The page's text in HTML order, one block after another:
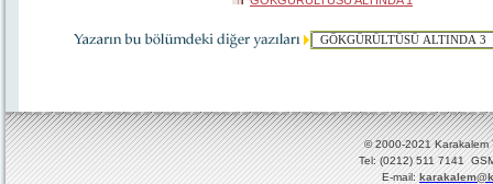
© 2000-2021 Karakalem
Tel: (0212) 511 7141
E-mail: